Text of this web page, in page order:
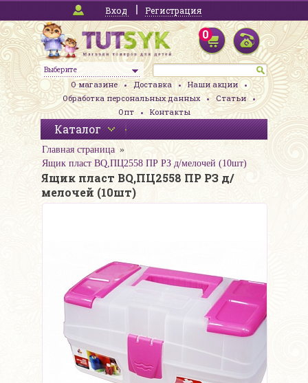
Вход Регистрация
Выберите
0
О магазине Доставка
Наши акции
Обработка персональных данных
Статьи
Опт
Контакты
Каталог
Главная страница
Ящик пласт BQ,ПЦ2558 ПР РЗ д/мелочей (10шт)
Ящик пласт BQ,ПЦ2558 ПР РЗ д/
мелочей (10шт)